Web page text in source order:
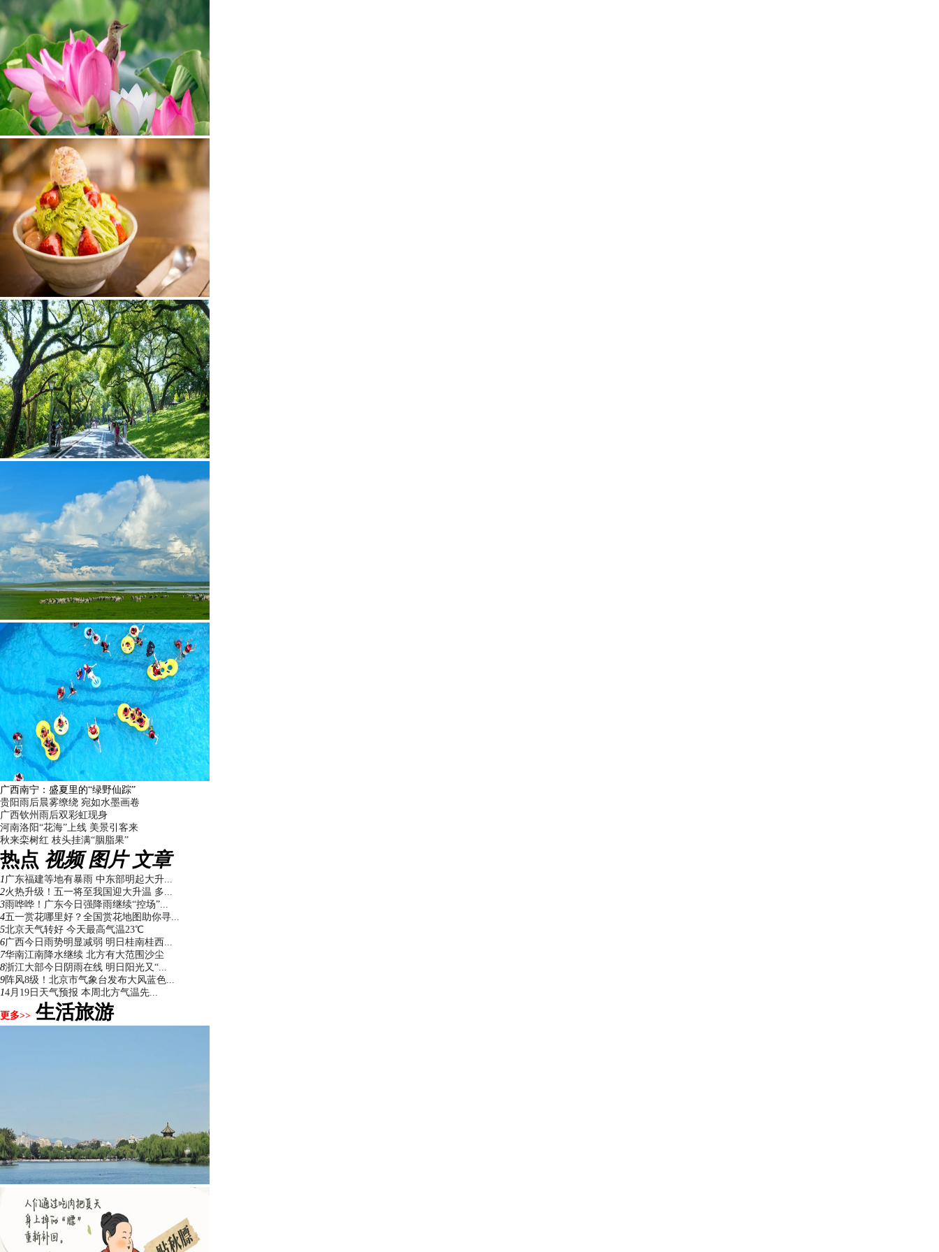
广西南宁：盛夏里的“绿野仙踪”
贵阳雨后晨雾缭绕 宛如水墨画卷
广西钦州雨后双彩虹现身
河南洛阳“花海”上线 美景引客来
秋来栾树红 枝头挂满“胭脂果”
热点 视频 图片 文章
1广东福建等地有暴雨 中东部明起大升...
2火热升级！五一将至我国迎大升温 多...
3雨哗哗！广东今日强降雨继续“控场”...
4五一赏花哪里好？全国赏花地图助你寻...
5北京天气转好 今天最高气温23℃
6广西今日雨势明显减弱 明日桂南桂西...
7华南江南降水继续 北方有大范围沙尘
8浙江大部今日阴雨在线 明日阳光又“...
9阵风8级！北京市气象台发布大风蓝色...
14月19日天气预报 本周北方气温先...
更多>> 生活旅游